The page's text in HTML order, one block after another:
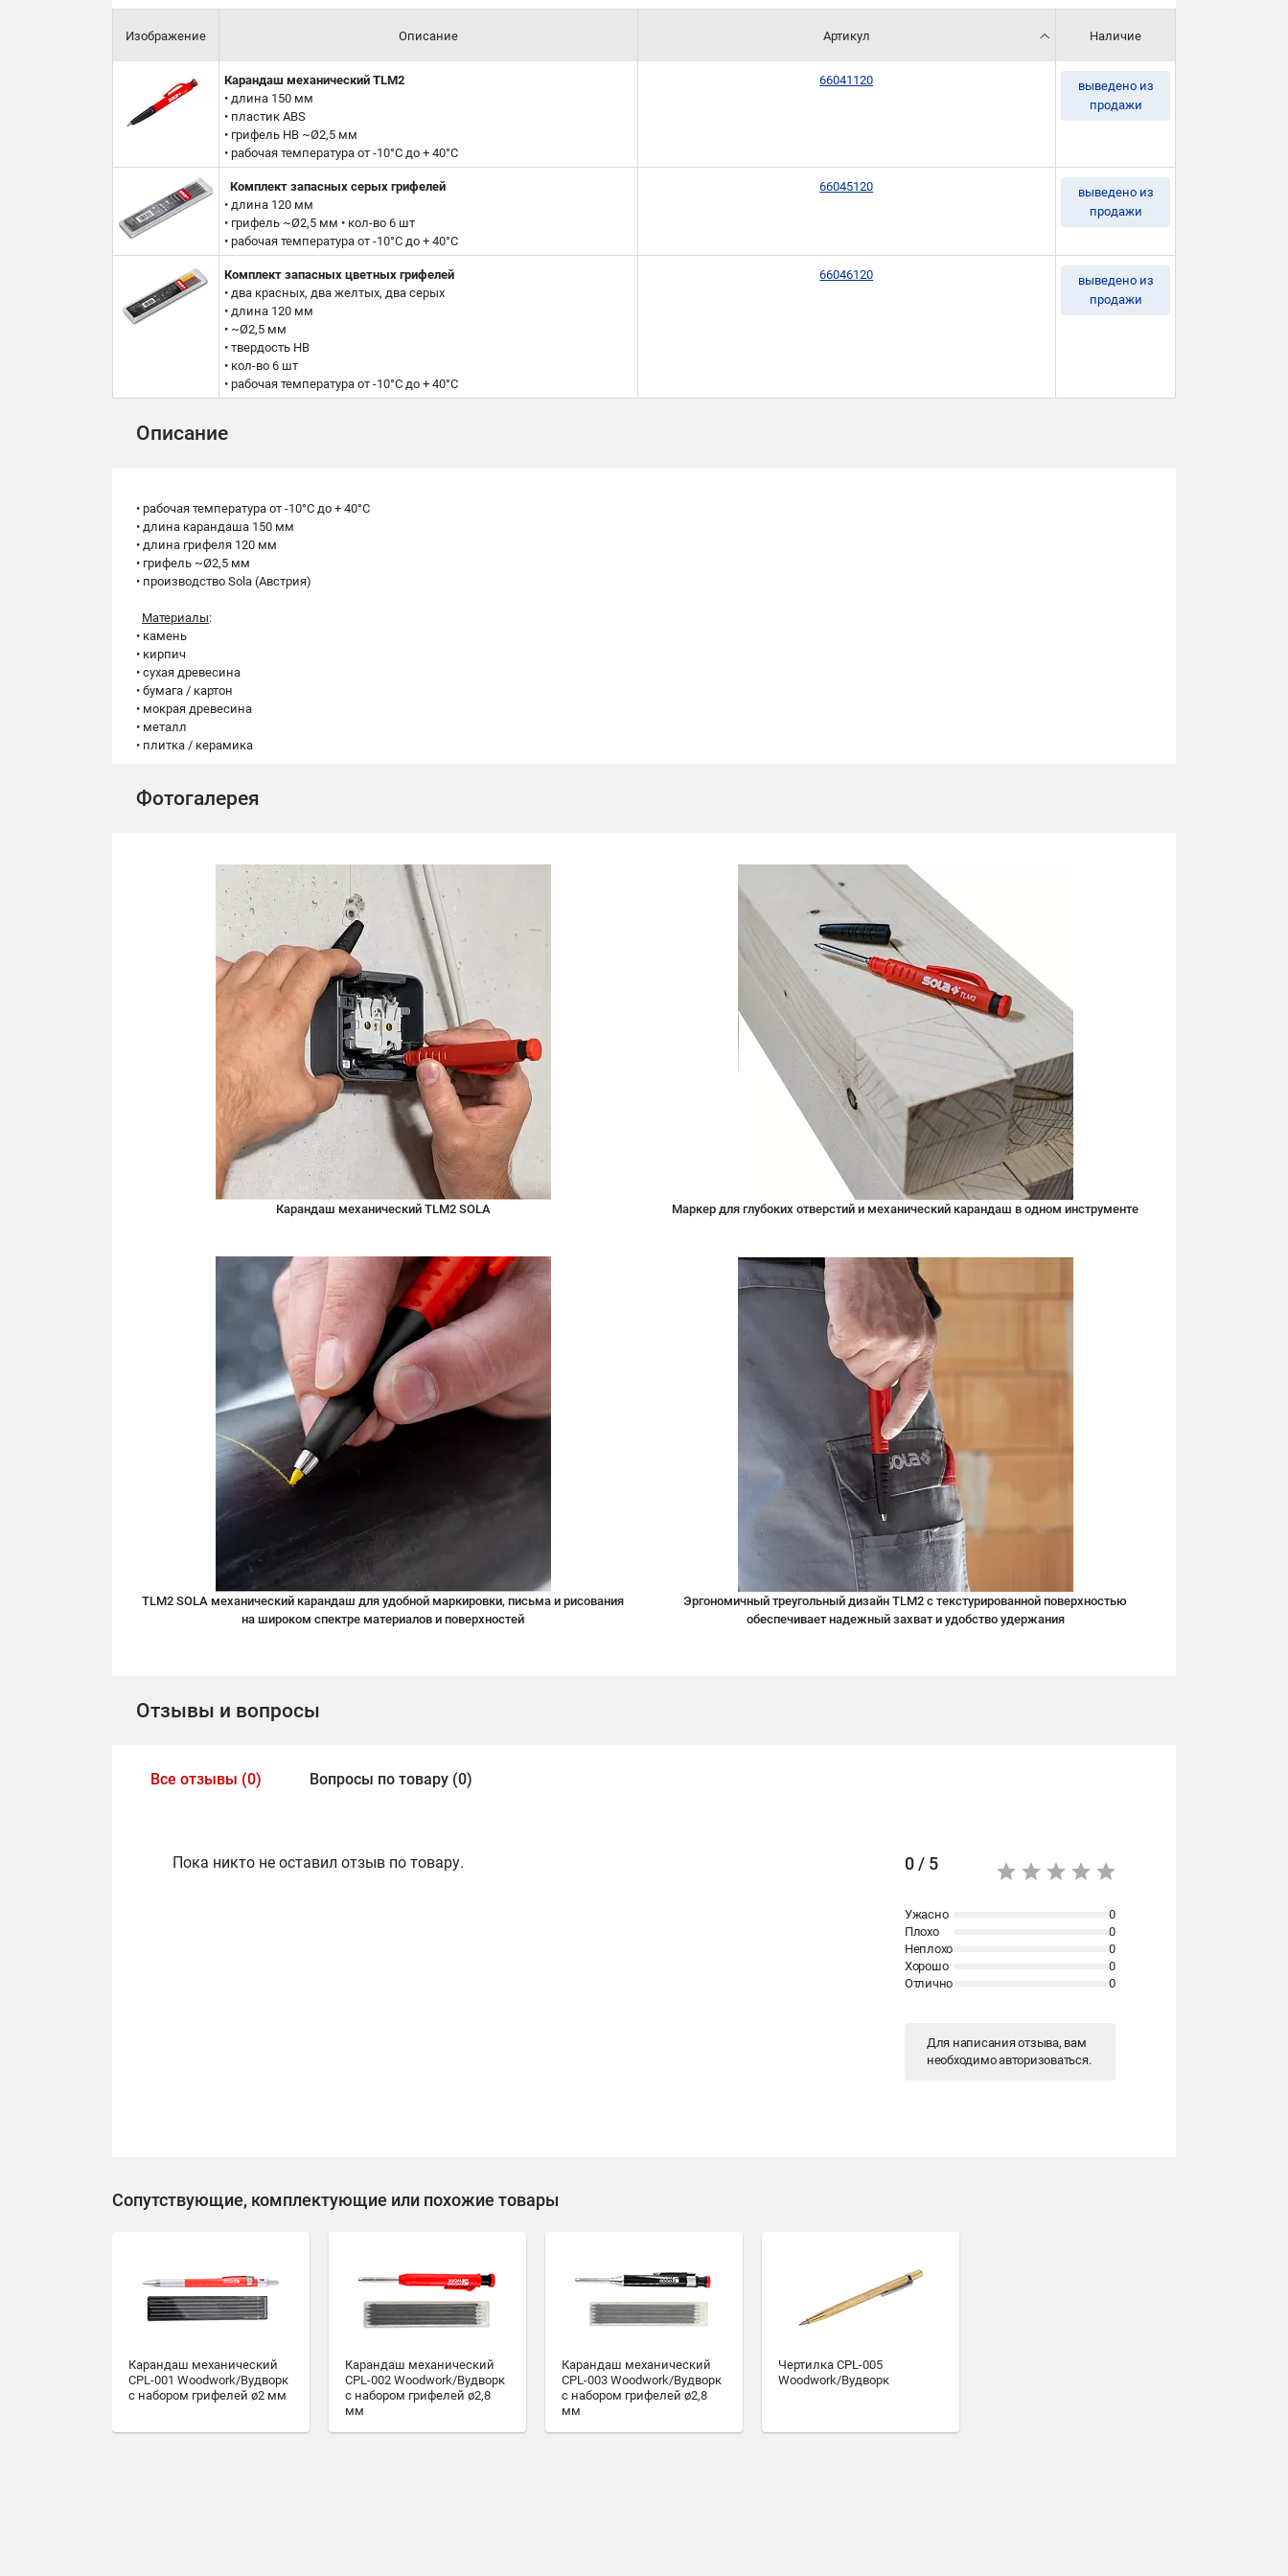
Изображение Описание
Карандаш механический TLM2
• длина 150 мм
• пластик ABS
• грифель HB ~Ø2,5 мм
• рабочая температура от -10°C до + 40°C
Артикул
66041120
Наличие
выведено из
продажи
Комплект запасных серых грифелей
• длина 120 мм
• грифель ~Ø2,5 мм • кол-во 6 шт
• рабочая температура от -10°C до + 40°C
66045120
выведено из
продажи
Комплект запасных цветных грифелей
• два красных, два желтых, два серых
• длина 120 мм
• ~Ø2,5 мм
• твердость HB
• кол-во 6 шт
• рабочая температура от -10°C до + 40°C
66046120
выведено из
продажи
Описание
• рабочая температура от -10°C до + 40°C
• длина карандаша 150 мм
• длина грифеля 120 мм
• грифель ~Ø2,5 мм
• производство Sola (Австрия)
Материалы:
• камень
• кирпич
• сухая древесина
• бумага / картон
• мокрая древесина
• металл
• плитка / керамика
Фотогалерея
Карандаш механический TLM2 SOLA Маркер для глубоких отверстий и механический карандаш в одном инструменте
TLM2 SOLA механический карандаш для удобной маркировки, письма и рисования
на широком спектре материалов и поверхностей
Эргономичный треугольный дизайн TLM2 с текстурированной поверхностью
обеспечивает надежный захват и удобство удержания
Отзывы и вопросы
Все отзывы (0) Вопросы по товару (0)
Пока никто не оставил отзыв по товару. 0 / 5
Ужасно
0
Плохо
0
Неплохо
0
Хорошо
0
Отлично
0
Для написания отзыва, вам
необходимоавторизоваться.
Сопутствующие, комплектующие или похожие товары
Карандаш механический
CPL-001 Woodwork/Вудворк
с набором грифелей ø2 мм
Карандаш механический
CPL-002 Woodwork/Вудворк
с набором грифелей ø2,8
мм
Карандаш механический
CPL-003 Woodwork/Вудворк
с набором грифелей ø2,8
мм
Чертилка CPL-005
Woodwork/Вудворк